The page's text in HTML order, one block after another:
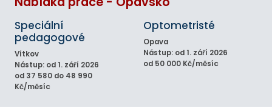
Speciální
pedagogové
Vítkov
Nástup: od 1. září 2026
od 37 580 do 48 990
Kč/měsíc
Optometristé
Opava
Nástup: od 1. září 2026
od 50 000 Kč/měsíc